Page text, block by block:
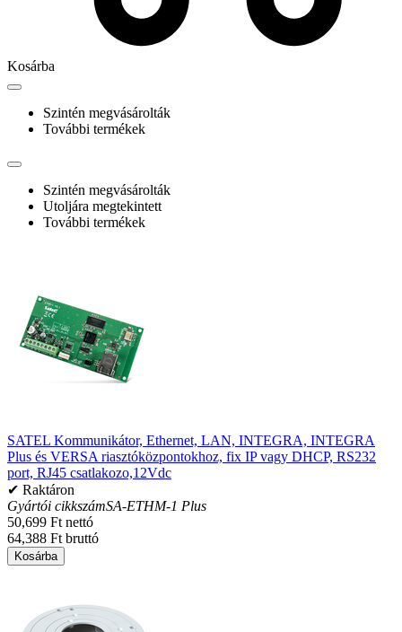
Kosárba
Szintén megvásárolták
További termékek
Szintén megvásárolták
Utoljára megtekintett
További termékek
SATEL Kommunikátor, Ethernet, LAN, INTEGRA, INTEGRA
Plus és VERSA riasztóközpontokhoz, fix IP vagy DHCP, RS232
port, RJ45 csatlakozo,12Vdc
✔ Raktáron
Gyártói cikkszámSA-ETHM-1 Plus
50,699 Ft nettó
64,388 Ft bruttó
Kosárba